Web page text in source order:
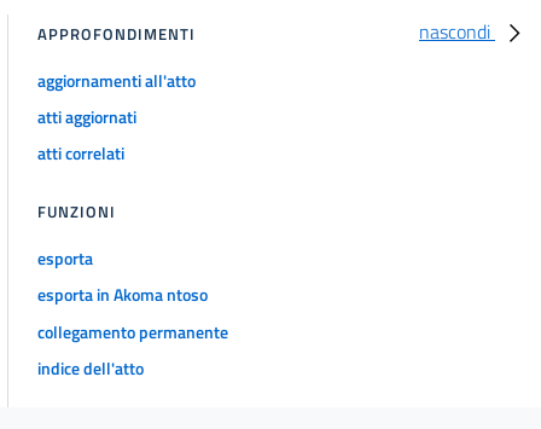
nascondi
APPROFONDIMENTI
aggiornamenti all'atto
atti aggiornati
atti correlati
FUNZIONI
esporta
esporta in Akoma ntoso
collegamento permanente
indice dell'atto